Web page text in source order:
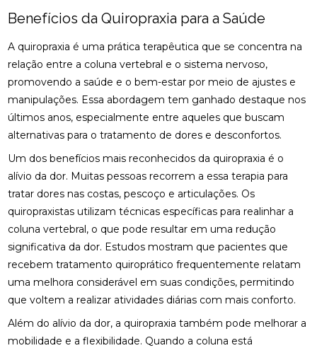
Benefícios da Quiropraxia para a Saúde
A quiropraxia é uma prática terapêutica que se concentra na
relação entre a coluna vertebral e o sistema nervoso,
promovendo a saúde e o bem-estar por meio de ajustes e
manipulações. Essa abordagem tem ganhado destaque nos
últimos anos, especialmente entre aqueles que buscam
alternativas para o tratamento de dores e desconfortos.
Um dos benefícios mais reconhecidos da quiropraxia é o
alívio da dor. Muitas pessoas recorrem a essa terapia para
tratar dores nas costas, pescoço e articulações. Os
quiropraxistas utilizam técnicas específicas para realinhar a
coluna vertebral, o que pode resultar em uma redução
significativa da dor. Estudos mostram que pacientes que
recebem tratamento quiroprático frequentemente relatam
uma melhora considerável em suas condições, permitindo
que voltem a realizar atividades diárias com mais conforto.
Além do alívio da dor, a quiropraxia também pode melhorar a
mobilidade e a flexibilidade. Quando a coluna está
DORES COM ESTA ABORDAGEM NATURAL
ACUPUNTURA PARA ENXAQUECA: ALÍVIO EFICAZ
ACUPUNTURA PARA ENXAQUECA: ALÍVIO NATURAL
ACUPUNTURA PARA NERVO CIÁTICO: ALÍVIO EFICAZ
PARA A DOR E MELHORA DA MOBILIDADE
ACUPUNTURA PARA NERVO CIÁTICO: ALÍVIO EFICAZ
PARA DOR E MELHORA DA MOBILIDADE
ACUPUNTURA PARA O NERVO CIÁTICO: ALÍVIO
NATURAL E EFICAZ
ACUPUNTURA PERTO DE MIM: ENCONTRE O
MELHOR ATENDIMENTO NA SUA REGIÃO
MELHOR ATENDIMENTO PARA SEU BEM-ESTAR
palmilha para pé chato preço
palmilha sob medida preço quiropraxia
quiropraxia em Niterói quiropraxia nervo ciático
quiropraxia para joelho quiropraxia para nervo ciático
rpg escoliose